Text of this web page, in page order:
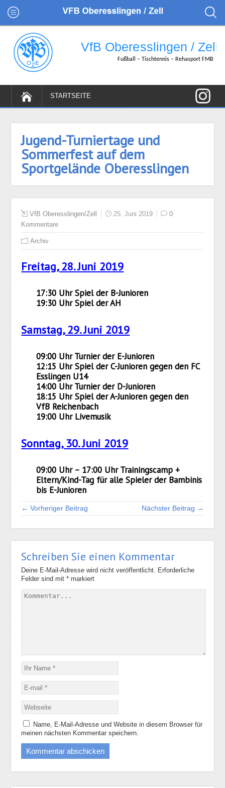
Jugend-Turniertage und
Sommerfest auf dem
Sportgelände Oberesslingen
VfB Oberesslingen/Zell 25. Juni 2019
0
Kommentare
Archiv
Freitag, 28. Juni 2019
17:30 Uhr Spiel der B-Junioren
19:30 Uhr Spiel der AH
Samstag, 29. Juni 2019
09:00 Uhr Turnier der E-Junioren
12:15 Uhr Spiel der C-Junioren gegen den FC
Esslingen U14
14:00 Uhr Turnier der D-Junioren
18:15 Uhr Spiel der A-Junioren gegen den
VfB Reichenbach
19:00 Uhr Livemusik
Sonntag, 30. Juni 2019
09:00 Uhr – 17:00 Uhr Trainingscamp +
Eltern/Kind-Tag für alle Spieler der Bambinis
bis E-Junioren
← Vorheriger Beitrag Nächster Beitrag →
Schreiben Sie einen Kommentar
Deine E-Mail-Adresse wird nicht veröffentlicht. Erforderliche
Felder sind mit* markiert
Name, E-Mail-Adresse und Website in diesem Browser für
meinen nächsten Kommentar speichern.